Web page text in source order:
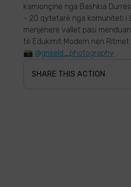
kamionçinë nga Bashkia
- 20 qytetarë nga komuniteti i
menjëherë vallet pasi
të Edukimit Modern nën
📸 @griseld_photography
SHARE THIS ACTION